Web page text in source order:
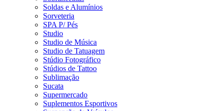
Soldas e Alumínios
Sorveteria
SPA P/ Pés
Studio
Studio de Música
Studio de Tatuagem
Stúdio Fotográfico
Stúdios de Tattoo
Sublimação
Sucata
Supermercado
Suplementos Esportivos